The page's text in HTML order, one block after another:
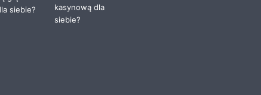
kasynową dla
siebie?